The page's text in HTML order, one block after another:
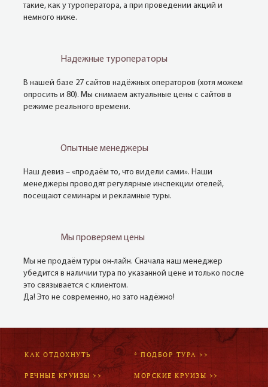
такие, как у туроператора, а при проведении акций и
немного ниже.
Надежные туроператоры
В нашей базе 27 сайтов надёжных операторов (хотя можем
опросить и 80). Мы снимаем актуальные цены с сайтов в
режиме реального времени.
Опытные менеджеры
Наш девиз – «продаём то, что видели сами». Наши
менеджеры проводят регулярные инспекции отелей,
посещают семинары и рекламные туры.
Мы проверяем цены
Мы не продаём туры он-лайн. Сначала наш менеджер
убедится в наличии тура по указанной цене и только после
это связывается с клиентом.
Да! Это не современно, но зато надёжно!
КАК ОТДОХНУТЬ * ПОДБОР ТУРА >>
РЕЧНЫЕ КРУИЗЫ >> МОРСКИЕ КРУИЗЫ >>